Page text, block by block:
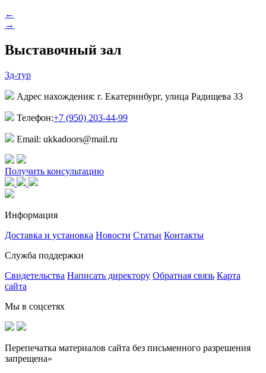
←
→
Выставочный зал
3д-тур
Адрес нахождения: г. Екатеринбург, улица Радищева 33
Телефон:+7 (950) 203-44-99
Email: ukkadoors@mail.ru
Получить консультацию
Информация
Доставка и установка Новости Статьи Контакты
Служба поддержки
Свидетельства Написать директору Обратная связь Карта
сайта
Мы в соцсетях
Перепечатка материалов сайта без письменного разрешения
запрещена»